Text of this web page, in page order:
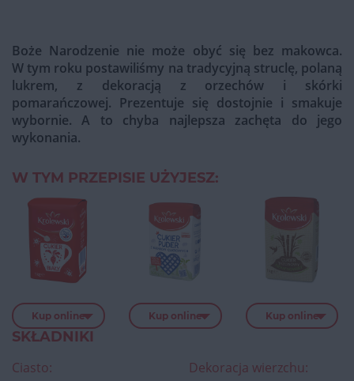
Boże Narodzenie nie może obyć się bez makowca.
W tym roku postawiliśmy na tradycyjną struclę, polaną
lukrem, z dekoracją z orzechów i skórki
pomarańczowej. Prezentuje się dostojnie i smakuje
wybornie. A to chyba najlepsza zachęta do jego
wykonania.
W TYM PRZEPISIE UŻYJESZ:
Kup online Kup online Kup online
SKŁADNIKI
Ciasto:
Dekoracja wierzchu: